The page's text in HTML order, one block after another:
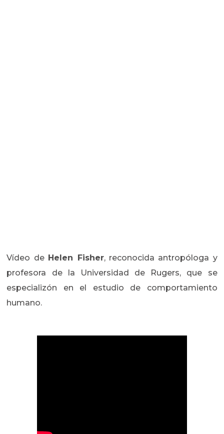
Vídeo de Helen Fisher, reconocida antropóloga y
profesora de la Universidad de Rugers, que se
especializón en el estudio de comportamiento
humano.